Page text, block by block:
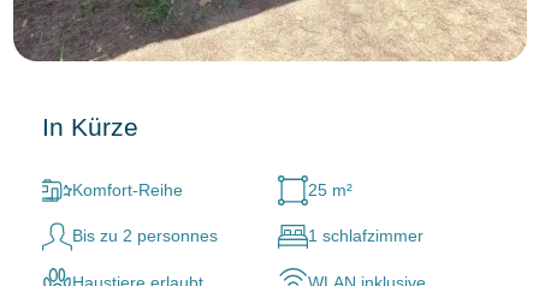
In Kürze
Komfort-Reihe 25 m²
Bis zu 2 personnes 1 schlafzimmer
Haustiere erlaubt WLAN inklusive